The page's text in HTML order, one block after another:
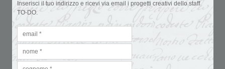
Inserisci il tuo indirizzo e ricevi via email i progetti creativi dello staff
TO-DO.